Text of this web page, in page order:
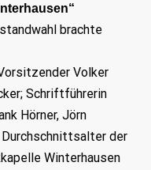
“
brachte
Volker
Schriftführerin
Hörner, Jörn
Durchschnittsalter der
Winterhausen